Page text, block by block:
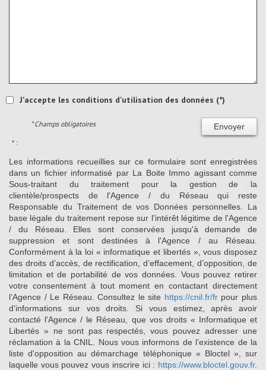
J'accepte les conditions d'utilisation des données (*)
Envoyer
* Champs obligatoires
* :
Les informations recueillies sur ce formulaire sont enregistrées
dans un fichier informatisé par La Boite Immo agissant comme
Sous-traitant du traitement pour la gestion de la
clientèle/prospects de l'Agence / du Réseau qui reste
Responsable du Traitement de vos Données personnelles. La
base légale du traitement repose sur l'intérêt légitime de l'Agence
/ du Réseau. Elles sont conservées jusqu'à demande de
suppression et sont destinées à l'Agence / au Réseau.
Conformément à la loi « informatique et libertés », vous disposez
des droits d’accès, de rectification, d’effacement, d’opposition, de
limitation et de portabilité de vos données. Vous pouvez retirer
votre consentement à tout moment en contactant directement
l’Agence / Le Réseau. Consultez le site https://cnil.fr/frpour plus
d’informations sur vos droits. Si vous estimez, après avoir
contacté l'Agence / le Réseau, que vos droits « Informatique et
Libertés » ne sont pas respectés, vous pouvez adresser une
réclamation à la CNIL. Nous vous informons de l’existence de la
liste d'opposition au démarchage téléphonique « Bloctel », sur
laquelle vous pouvez vous inscrire ici : https://www.bloctel.gouv.fr.